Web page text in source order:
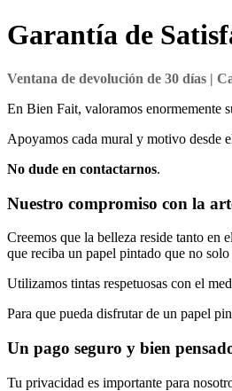
Garantía de
Ventana de devolución de 30 días |
En Bien Fait, valoramos enormemente
Apoyamos cada mural y motivo desde
No dude en contactarnos.
Nuestro compromiso con la
Creemos que la belleza reside tanto en
que reciba un papel pintado que no
Utilizamos tintas respetuosas con el
Para que pueda disfrutar de un papel
Un pago seguro y bien
Tu privacidad es importante para